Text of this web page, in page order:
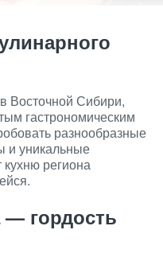
Восточной Сибири,
гастрономическим
разнообразные
и уникальные
региона
гордость